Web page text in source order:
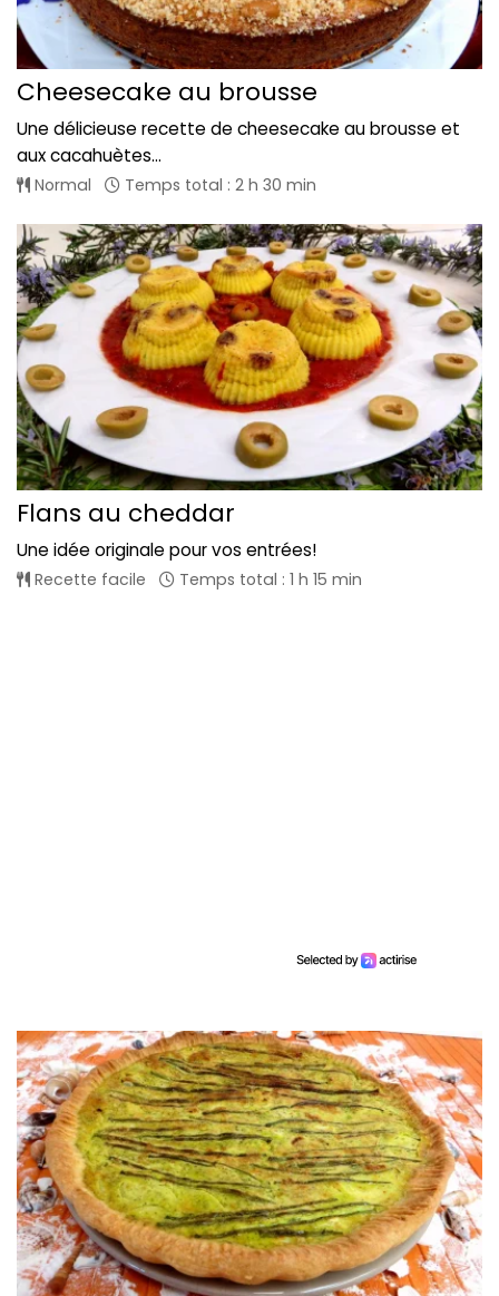
Cheesecake au brousse
Une délicieuse recette de cheesecake au brousse et
aux cacahuètes...
Normal Temps total : 2 h 30 min
Flans au cheddar
Une idée originale pour vos entrées!
Recette facile Temps total : 1 h 15 min